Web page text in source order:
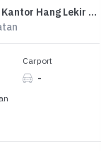
For Rent / Disewakan Rumah Kantor Hang Lekir Kebayoran Baru - Jakarta Selatan Cocok untuk Hunian, Kantor, Klinik & Restoran - Ocasa4886
Carport
-